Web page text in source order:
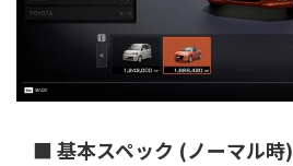
■ 基本スペック (ノーマル時)